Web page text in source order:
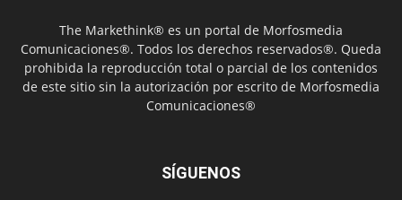
The Markethink® es un portal de Morfosmedia
Comunicaciones®. Todos los derechos reservados®. Queda
prohibida la reproducción total o parcial de los contenidos
de este sitio sin la autorización por escrito de Morfosmedia
Comunicaciones®
SÍGUENOS